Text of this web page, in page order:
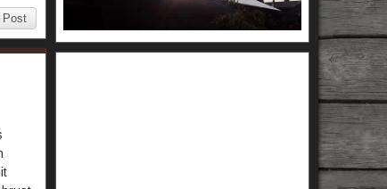
Post